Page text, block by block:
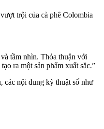
trội của cà phê Colombia
tầm nhìn. Thỏa thuận với
ra một sản phẩm xuất sắc.”
các nội dung kỹ thuật số như